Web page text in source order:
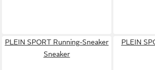
PLEIN SPORT Running-Sneaker
Sneaker
PLEIN